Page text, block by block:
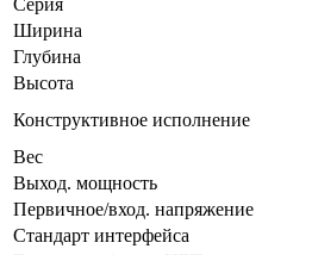
Серия
Ширина
Глубина
Высота
Конструктивное исполнение
Вес
Выход. мощность
Первичное/вход. напряжение
Стандарт интерфейса